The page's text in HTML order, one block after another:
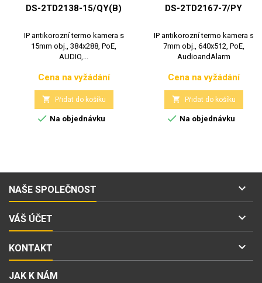
DS-2TD2138-15/QY(B)
IP antikorozní termo kamera s
15mm obj., 384x288, PoE,
AUDIO,...
Cena
Cena na vyžádání
 Přidat do košíku
 Na objednávku
DS-2TD2167-7/PY
IP antikorozní termo kamera s
7mm obj., 640x512, PoE,
AudioandAlarm
Cena
Cena na vyžádání
 Přidat do košíku
 Na objednávku
NAŠE SPOLEČNOST 
VÁŠ ÚČET 
KONTAKT 
JAK K NÁM